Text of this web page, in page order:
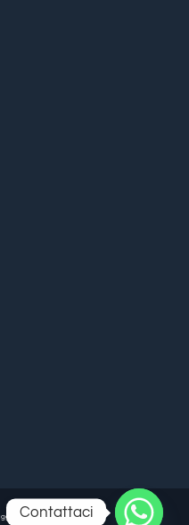
| All Rights Reserve
Contattaci